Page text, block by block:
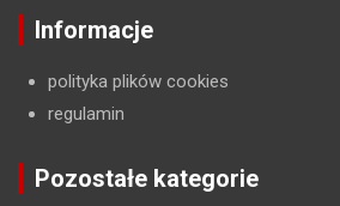
Informacje
polityka plików cookies
regulamin
Pozostałe kategorie